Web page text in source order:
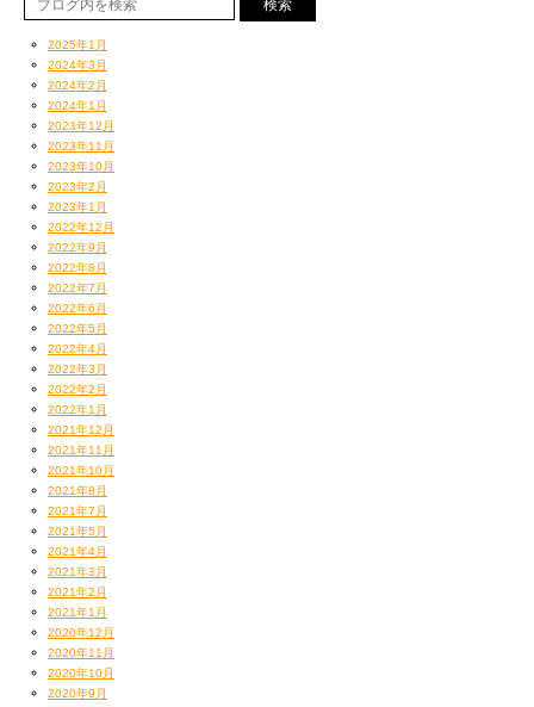
2025年1月
2024年3月
2024年2月
2024年1月
2023年12月
2023年11月
2023年10月
2023年2月
2023年1月
2022年12月
2022年9月
2022年8月
2022年7月
2022年6月
2022年5月
2022年4月
2022年3月
2022年2月
2022年1月
2021年12月
2021年11月
2021年10月
2021年8月
2021年7月
2021年5月
2021年4月
2021年3月
2021年2月
2021年1月
2020年12月
2020年11月
2020年10月
2020年9月